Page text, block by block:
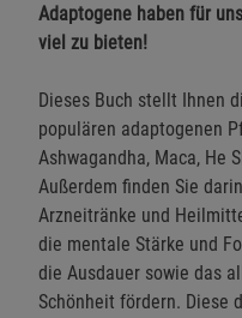
Adaptogene haben für
viel zu bieten!
Dieses Buch stellt Ihnen
populären adaptogenen
Ashwagandha, Maca, He
Außerdem finden Sie
Arzneitränke und
die mentale Stärke und
die Ausdauer sowie das
Schönheit fördern. Diese